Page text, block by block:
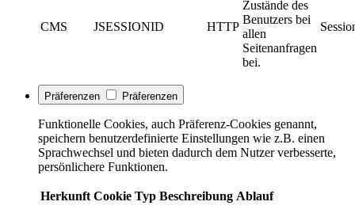
CMS JSESSIONID HTTP
Zustände des
Benutzers bei
allen
Seitenanfragen
bei.
Präferenzen Präferenzen
Funktionelle Cookies, auch Präferenz-Cookies genannt,
speichern benutzerdefinierte Einstellungen wie z.B. einen
Sprachwechsel und bieten dadurch dem Nutzer verbesserte,
persönlichere Funktionen.
Herkunft Cookie Typ Beschreibung Ablauf